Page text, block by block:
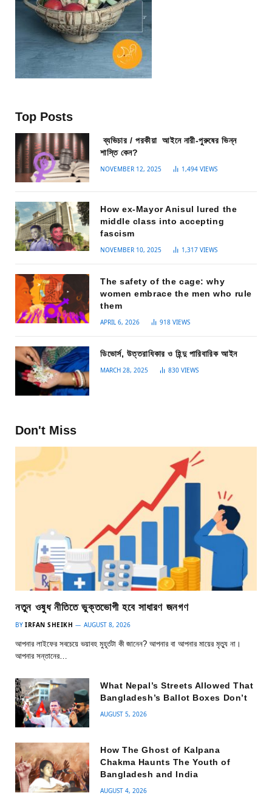
Top Posts
ব্যভিচার / পরকীয়া আইনে নারী-পুরুষের ভিন্ন
শাস্তি কেন?
NOVEMBER 12, 2025 1,494 VIEWS
How ex-Mayor Anisul lured the
middle class into accepting
fascism
NOVEMBER 10, 2025 1,317 VIEWS
The safety of the cage: why
women embrace the men who rule
them
APRIL 6, 2026 918 VIEWS
ডিভোর্স, উত্তরাধিকার ও হিন্দু পারিবারিক আইন
MARCH 28, 2025 830 VIEWS
Don't Miss
নতুন ওষুধ নীতিতে ভুক্তভোগী হবে সাধারণ জনগণ
BY IRFAN SHEIKH AUGUST 8, 2026
আপনার লাইফের সবচেয়ে ভয়াবহ মুহূর্তটা কী জানেন? আপনার বা আপনার মায়ের মৃত্যু না।
আপনার সন্তানের…
What Nepal’s Streets Allowed That
Bangladesh’s Ballot Boxes Don’t
AUGUST 5, 2026
How The Ghost of Kalpana
Chakma Haunts The Youth of
Bangladesh and India
AUGUST 4, 2026